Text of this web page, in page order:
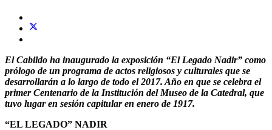
El Cabildo ha inaugurado la exposición “El Legado Nadir” como
prólogo de un programa de actos religiosos y culturales que se
desarrollarán a lo largo de todo el 2017. Año en que se celebra el
primer Centenario de la Institución del Museo de la Catedral, que
tuvo lugar en sesión capitular en enero de 1917.
“EL LEGADO” NADIR